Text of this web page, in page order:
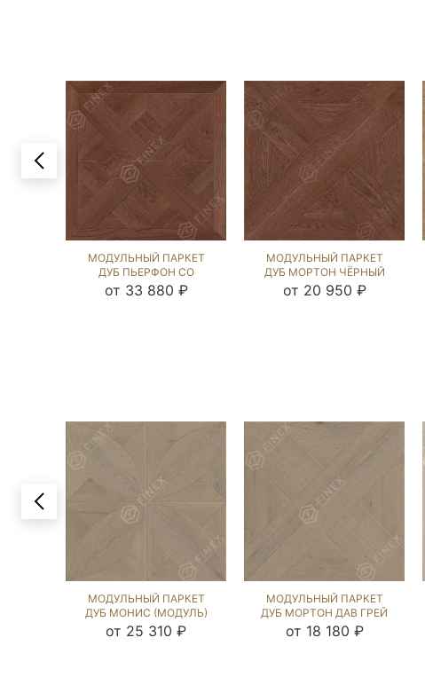
МОДУЛЬНЫЙ ПАРКЕТ
ДУБ ПЬЕРФОН СО
ЗВЕЗДОЙ ЧЁРНЫЙ ОРЕХ
(BRUSHED) 124100
от 33 880 ₽
МОДУЛЬНЫЙ ПАРКЕТ
ДУБ МОРТОН ЧЁРНЫЙ
ОРЕХ (BRUSHED) 122623
от 20 950 ₽
МОДУЛЬНЫЙ ПАРКЕТ
ДУБ МОНИС (МОДУЛЬ)
ДАВ ГРЕЙ (BRUSHED)
123133
от 25 310 ₽
МОДУЛЬНЫЙ ПАРКЕТ
ДУБ МОРТОН ДАВ ГРЕЙ
(BRUSHED) 124054
от 18 180 ₽